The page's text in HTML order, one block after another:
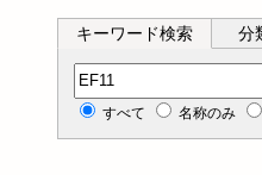
キーワード検索 分
分類記号検索
すべて 名称のみ